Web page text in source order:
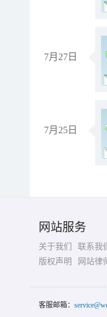
7月27日
7月25日
网站服务
关于我们 联系我们
版权声明
网站律
客服邮箱：